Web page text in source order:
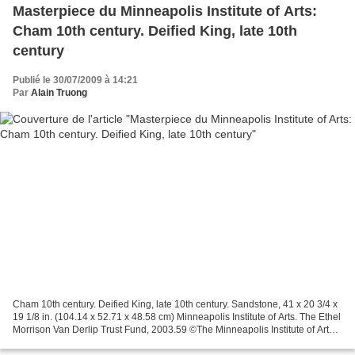
Masterpiece du Minneapolis Institute of Arts:
Cham 10th century. Deified King, late 10th
century
Publié le 30/07/2009 à 14:21
Par Alain Truong
Cham 10th century. Deified King, late 10th century. Sandstone, 41 x 20 3/4 x
19 1/8 in. (104.14 x 52.71 x 48.58 cm) Minneapolis Institute of Arts. The Ethel
Morrison Van Derlip Trust Fund, 2003.59 ©The Minneapolis Institute of Arts.